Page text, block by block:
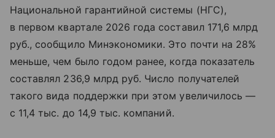
Национальной гарантийной системы (НГС),
в первом квартале 2026 года составил 171,6 млрд
руб., сообщило Минэкономики. Это почти на 28%
меньше, чем было годом ранее, когда показатель
составлял 236,9 млрд руб. Число получателей
такого вида поддержки при этом увеличилось —
с 11,4 тыс. до 14,9 тыс. компаний.